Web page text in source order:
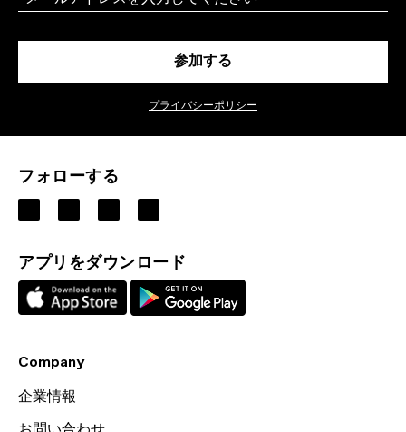
参加する
プライバシーポリシー
フォローする
アプリをダウンロード
Company
企業情報